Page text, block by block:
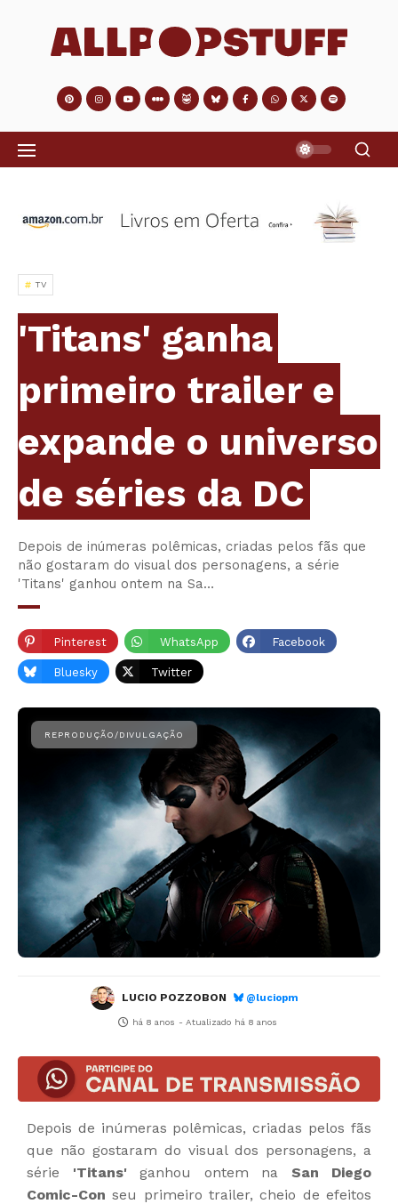
TV
'Titans' ganha
primeiro trailer e
expande o universo
de séries da DC
Depois de inúmeras polêmicas, criadas pelos fãs que
não gostaram do visual dos personagens, a série
'Titans' ganhou ontem na Sa…
Pinterest WhatsApp Facebook
Bluesky Twitter
LUCIO POZZOBON @luciopm
há 8 anos - Atualizado há 8 anos
Depois de inúmeras polêmicas, criadas pelos fãs
que não gostaram do visual dos personagens, a
série 'Titans'ganhou ontem na San Diego
Comic-Con seu primeiro trailer, cheio de efeitos